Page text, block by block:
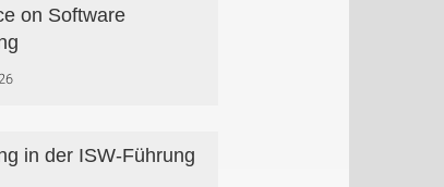
on Software
in der ISW-Führung